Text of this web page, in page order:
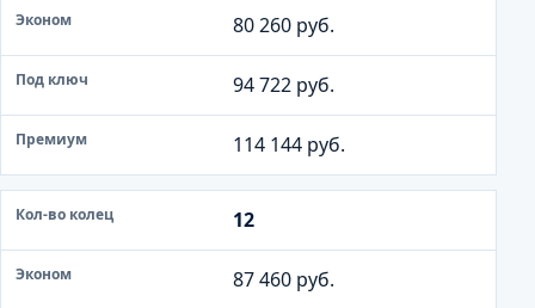
80 260 руб.
94 722 руб.
114 144 руб.
12
87 460 руб.